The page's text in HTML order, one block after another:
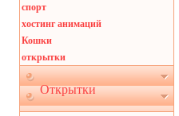
спорт
хостинг анимаций
Кошки
открытки
Открытки